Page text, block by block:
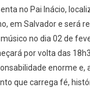
no Pai Inácio,
em Salvador e será
no dia 02 de
por volta das
enorme e,
que carrega fé,